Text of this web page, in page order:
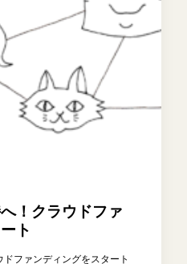
！クラウドファ
ト
ファンディングをスタート